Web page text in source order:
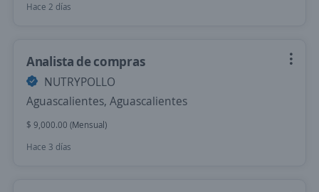
Hace 2 días
Analista de compras
NUTRYPOLLO
Aguascalientes, Aguascalientes
$ 9,000.00 (Mensual)
Hace 3 días